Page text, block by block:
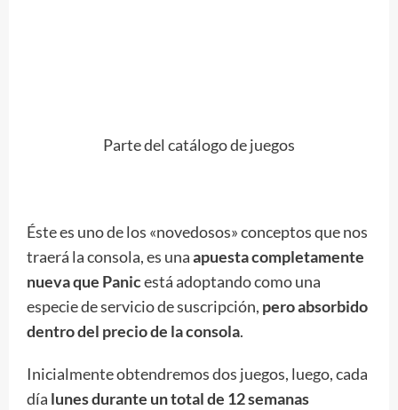
Parte del catálogo de juegos
Éste es uno de los «novedosos» conceptos que nos
traerá la consola, es unaapuesta completamente
nueva que Panicestá adoptando como una
especie de servicio de suscripción, pero absorbido
dentro del precio de la consola.
Inicialmente obtendremos dos juegos, luego, cada
día lunes durante un total de 12 semanas